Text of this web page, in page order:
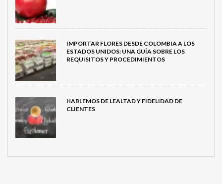
IMPORTAR FLORES DESDE COLOMBIA A LOS
ESTADOS UNIDOS: UNA GUÍA SOBRE LOS
REQUISITOS Y PROCEDIMIENTOS
HABLEMOS DE LEALTAD Y FIDELIDAD DE
CLIENTES